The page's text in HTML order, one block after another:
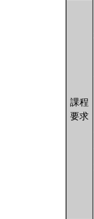
課程
要求